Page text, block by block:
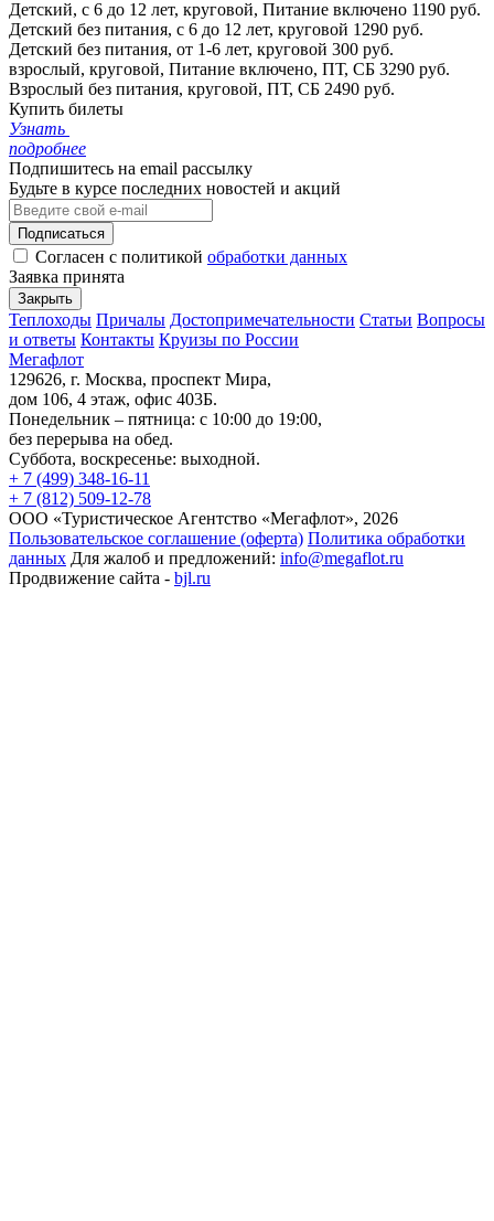
Детский, с 6 до 12 лет, круговой, Питание включено 1190 руб.
Детский без питания, с 6 до 12 лет, круговой 1290 руб.
Детский без питания, от 1-6 лет, круговой 300 руб.
взрослый, круговой, Питание включено, ПТ, СБ 3290 руб.
Взрослый без питания, круговой, ПТ, СБ 2490 руб.
Купить билеты
Узнать
подробнее
Подпишитесь на email рассылку
Будьте в курсе последних новостей и акций
Подписаться
Согласен с политикой обработки данных
Заявка принята
Закрыть
Теплоходы Причалы Достопримечательности Статьи Вопросы
и ответы Контакты Круизы по России
Мегафлот
129626, г. Москва, проспект Мира,
дом 106, 4 этаж, офис 403Б.
Понедельник – пятница: с 10:00 до 19:00,
без перерыва на обед.
Суббота, воскресенье: выходной.
+ 7 (499) 348-16-11
+ 7 (812) 509-12-78
ООО «Туристическое Агентство «Мегафлот», 2026
Пользовательское соглашение (оферта) Политика обработки
данных Для жалоб и предложений: info@megaflot.ru
Продвижение сайта - bjl.ru